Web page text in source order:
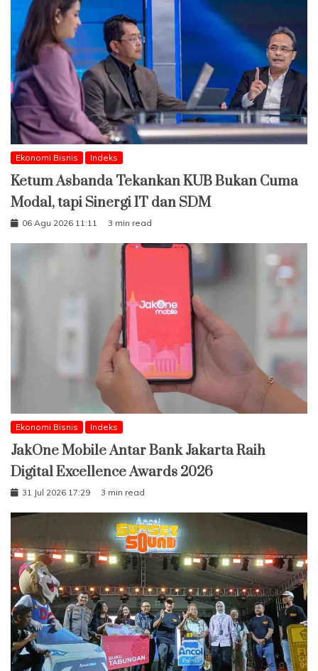
Ekonomi Bisnis Indeks
Ketum Asbanda Tekankan KUB Bukan Cuma
Modal, tapi Sinergi IT dan SDM
06 Agu 2026 11:11 3 min read
Ekonomi Bisnis Indeks
JakOne Mobile Antar Bank Jakarta Raih
Digital Excellence Awards 2026
31 Jul 2026 17:29 3 min read